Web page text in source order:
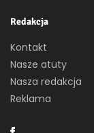
Redakcja
Kontakt
Nasze atuty
Nasza redakcja
Reklama